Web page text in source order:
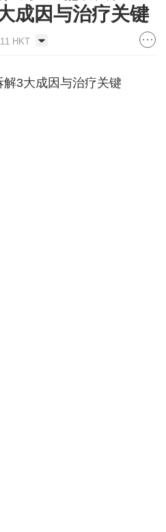
成因与治疗关键
HKT
解3大成因与治疗关键